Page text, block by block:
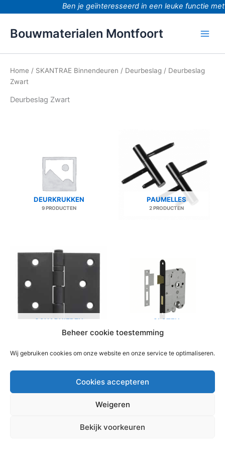
Beheer cookie toestemming
Wij gebruiken cookies om onze website en onze service te optimaliseren.
Cookies accepteren
Weigeren
Bekijk voorkeuren
Ben je geïnteresseerd in een leuke functie
Bouwmaterialen Montfoort
Home / SKANTRAE Binnendeuren / Deurbeslag / Deurbeslag
Zwart
Deurbeslag Zwart
DEURKRUKKEN
9 PRODUCTEN
PAUMELLES
2 PRODUCTEN
SCHARNIEREN
7 PRODUCTEN
SLOTEN
8 PRODUCTEN
doorAstra WordPress thema